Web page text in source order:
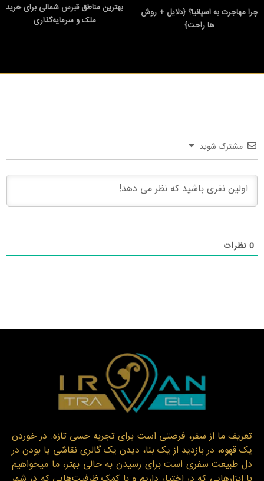
چرا مهاجرت به اسپانیا؟ {دلایل + روش
ها راحت}
بهترین مناطق قبرس شمالی برای خرید
ملک و سرمایه‌گذاری
مشترک شوید
0 نظرات
تعریف ما از سفر، فرصتی است برای تجربه حسی تازه. در خوردن
یک قهوه، در بازدید از یک بنا، دیدن یک گالری نقاشی یا بودن در
دل طبیعت سفری است برای رسیدن به حالی بهتر، ما میخواهیم